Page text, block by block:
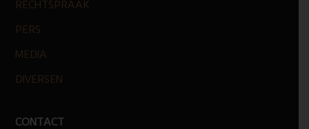
RECHTSPRAAK
PERS
MEDIA
DIVERSEN
CONTACT